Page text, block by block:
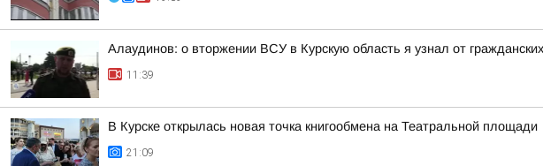
Алаудинов: о вторжении ВСУ в Курскую область я узнал от
11:39
В Курске открылась новая точка книгообмена на Театральной площади
21:09